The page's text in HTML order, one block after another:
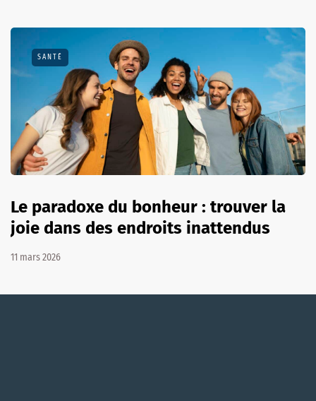
SANTÉ
Le paradoxe du bonheur : trouver la
joie dans des endroits inattendus
11 mars 2026